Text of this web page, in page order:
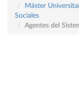
Máster
Sociales
Agentes del